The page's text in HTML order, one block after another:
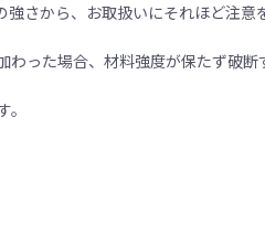
さから、お取扱いにそれほど注意
った場合、材料強度が保たず破断